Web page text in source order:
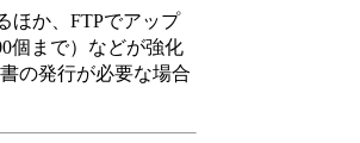
ほか、FTPでアップ
個まで）などが強化
の発行が必要な場合